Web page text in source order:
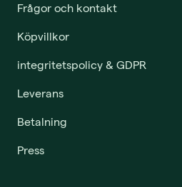
Frågor och kontakt
Köpvillkor
integritetspolicy & GDPR
Leverans
Betalning
Press